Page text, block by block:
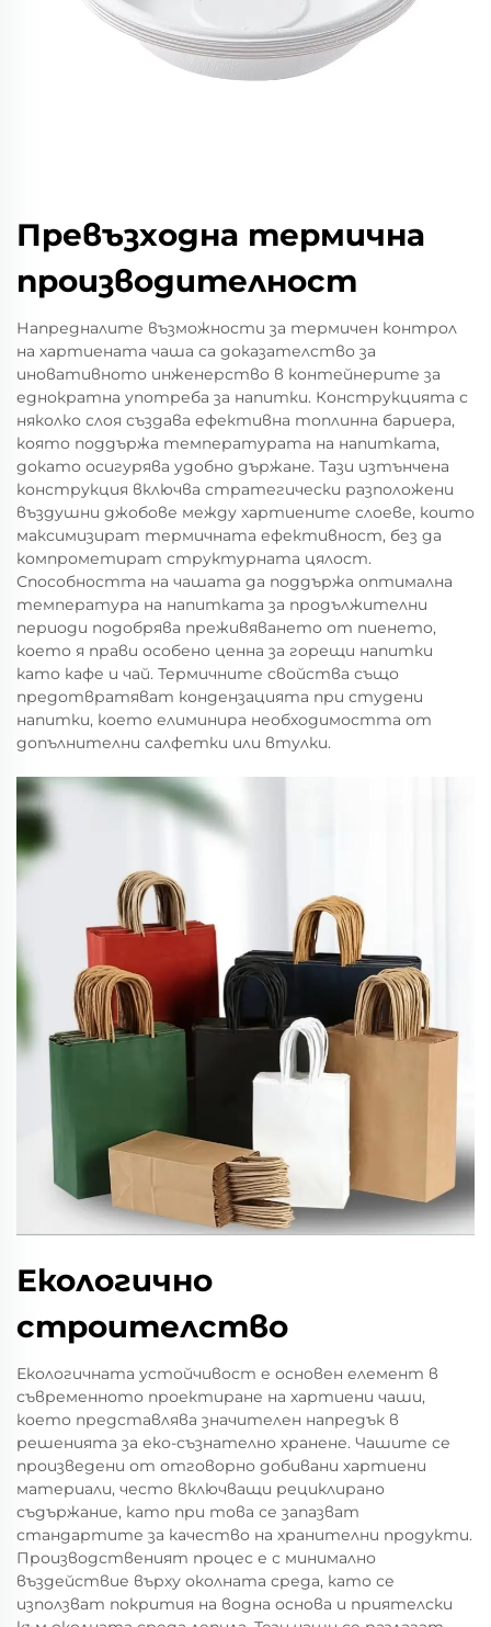
Превъзходна термична
производителност
Напредналите възможности за термичен контрол
на хартиената чаша са доказателство за
иновативното инженерство в контейнерите за
еднократна употреба за напитки. Конструкцията с
няколко слоя създава ефективна топлинна бариера,
която поддържа температурата на напитката,
докато осигурява удобно държане. Тази изтънчена
конструкция включва стратегически разположени
въздушни джобове между хартиените слоеве, които
максимизират термичната ефективност, без да
компрометират структурната цялост.
Способността на чашата да поддържа оптимална
температура на напитката за продължителни
периоди подобрява преживяването от пиенето,
което я прави особено ценна за горещи напитки
като кафе и чай. Термичните свойства също
предотвратяват кондензацията при студени
напитки, което елиминира необходимостта от
допълнителни салфетки или втулки.
Екологично
строителство
Екологичната устойчивост е основен елемент в
съвременното проектиране на хартиени чаши,
което представлява значителен напредък в
решенията за еко-съзнателно хранене. Чашите се
произведени от отговорно добивани хартиени
материали, често включващи рециклирано
съдържание, като при това се запазват
стандартите за качество на хранителни продукти.
Производственият процес е с минимално
въздействие върху околната среда, като се
използват покрития на водна основа и приятелски